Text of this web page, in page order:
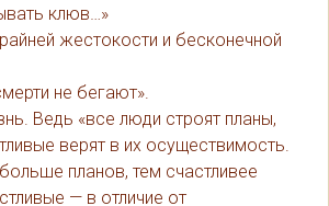
клюв…»
жестокости и бесконечной
не бегают».
Ведь «все люди строят планы,
верят в их осуществимость.
планов, тем счастливее
— в отличие от